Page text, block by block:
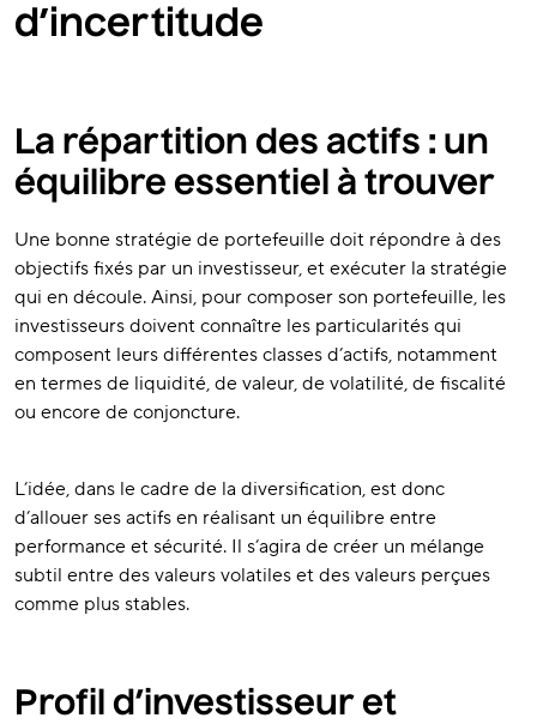
d’incertitude
La répartition des actifs : un
équilibre essentiel à trouver
Une bonne stratégie de portefeuille doit répondre à des
objectifs fixés par un investisseur, et exécuter la stratégie
qui en découle. Ainsi, pour composer son portefeuille, les
investisseurs doivent connaître les particularités qui
composent leurs différentes classes d’actifs, notamment
en termes de liquidité, de valeur, de volatilité, de fiscalité
ou encore de conjoncture.
L’idée, dans le cadre de la diversification, est donc
d’allouer ses actifs en réalisant un équilibre entre
performance et sécurité. Il s’agira de créer un mélange
subtil entre des valeurs volatiles et des valeurs perçues
comme plus stables.
Profil d’investisseur et